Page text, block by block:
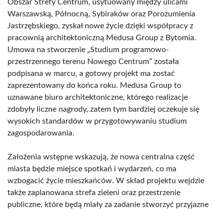
Obszar Strefy Centrum, usytuowany między ulicami
Warszawską, Północną, Sybiraków oraz Porozumienia
Jastrzębskiego, zyskał nowe życie dzięki współpracy z
pracownią architektoniczną Medusa Group z Bytomia.
Umowa na stworzenie „Studium programowo-
przestrzennego terenu Nowego Centrum” została
podpisana w marcu, a gotowy projekt ma zostać
zaprezentowany do końca roku. Medusa Group to
uznawane biuro architektoniczne, którego realizacje
zdobyły liczne nagrody, zatem tym bardziej oczekuje się
wysokich standardów w przygotowywaniu studium
zagospodarowania.
Założenia wstępne wskazują, że nowa centralna część
miasta będzie miejsce spotkań i wydarzeń, co ma
wzbogacić życie mieszkańców. W skład projektu wejdzie
także zaplanowana strefa zieleni oraz przestrzenie
publiczne, które będą miały za zadanie stworzyć przyjazne